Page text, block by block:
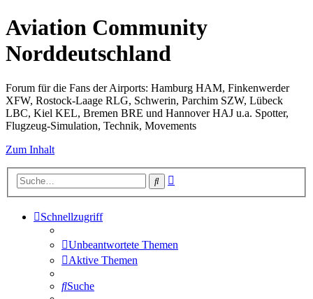
Aviation Community
Norddeutschland
Forum für die Fans der Airports: Hamburg HAM, Finkenwerder
XFW, Rostock-Laage RLG, Schwerin, Parchim SZW, Lübeck
LBC, Kiel KEL, Bremen BRE und Hannover HAJ u.a. Spotter,
Flugzeug-Simulation, Technik, Movements
Zum Inhalt
Suche
Schnellzugriff
Unbeantwortete Themen
Aktive Themen
Suche